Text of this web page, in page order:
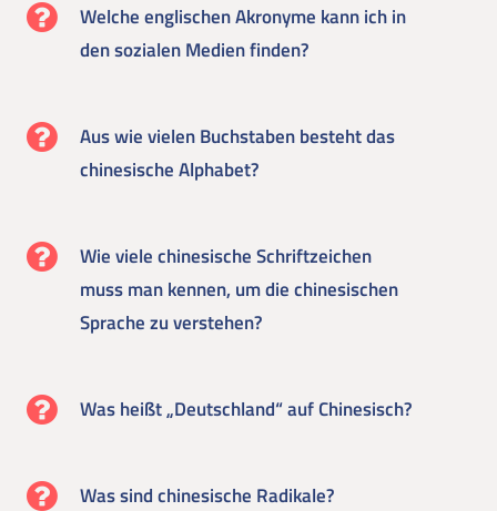
Welche englischen Akronyme kann ich in
den sozialen Medien finden?
Aus wie vielen Buchstaben besteht das
chinesische Alphabet?
Wie viele chinesische Schriftzeichen
muss man kennen, um die chinesischen
Sprache zu verstehen?
Was heißt „Deutschland“ auf Chinesisch?
Was sind chinesische Radikale?